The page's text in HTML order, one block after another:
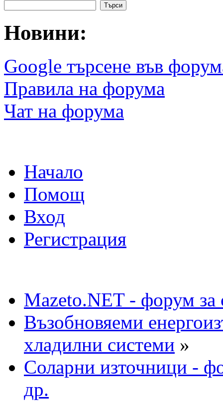
Новини:
Google търсене във
Правила на форума
Чат на форума
Начало
Помощ
Вход
Регистрация
Mazeto.NET - форум за
Възобновяеми
хладилни системи »
Соларни източници -
др.